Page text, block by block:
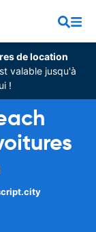
de location
valable jusqu'à
!